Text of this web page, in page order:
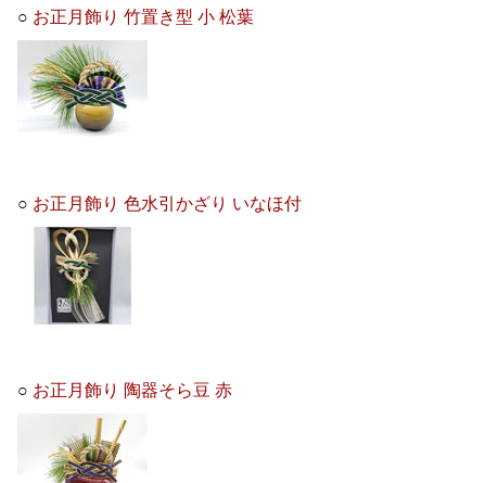
○ お正月飾り 竹置き型 小 松葉
○ お正月飾り 色水引かざり いなほ付
○ お正月飾り 陶器そら豆 赤